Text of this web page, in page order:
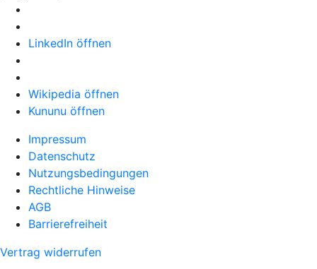
LinkedIn öffnen
Wikipedia öffnen
Kununu öffnen
Impressum
Datenschutz
Nutzungsbedingungen
Rechtliche Hinweise
AGB
Barrierefreiheit
Vertrag widerrufen